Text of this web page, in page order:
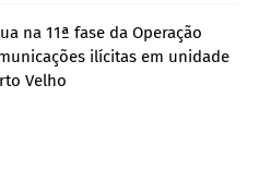
na 11ª fase da Operação
ilícitas em unidade
Velho